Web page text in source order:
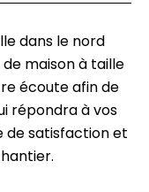
dans le nord
maison à taille
écoute afin de
répondra à vos
de satisfaction et